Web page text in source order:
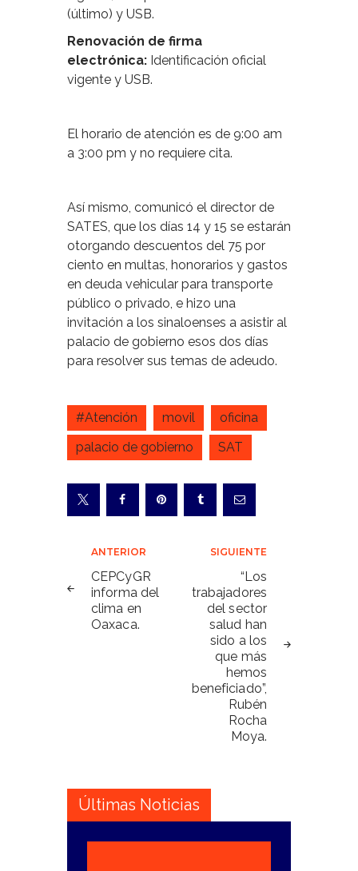
(último) y USB.
Renovación de firma
electrónica: Identificación oficial
vigente y USB.
El horario de atención es de 9:00 am
a 3:00 pm y no requiere cita.
Así mismo, comunicó el director de
SATES, que los días 14 y 15 se estarán
otorgando descuentos del 75 por
ciento en multas, honorarios y gastos
en deuda vehicular para transporte
público o privado, e hizo una
invitación a los sinaloenses a asistir al
palacio de gobierno esos dos días
para resolver sus temas de adeudo.
#Atención movil
oficina
palacio de gobierno
SAT
Navegación
de
entradas
ANTERIOR
CEPCyGR
informa del
clima en
Oaxaca.
SIGUIENTE
“Los
trabajadores
del sector
salud han
sido a los
que más
hemos
beneficiado”,
Rubén
Rocha
Moya.
Últimas Noticias